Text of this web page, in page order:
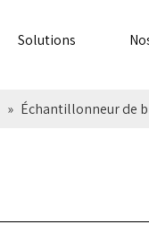
Solutions
» Échantillonneur de